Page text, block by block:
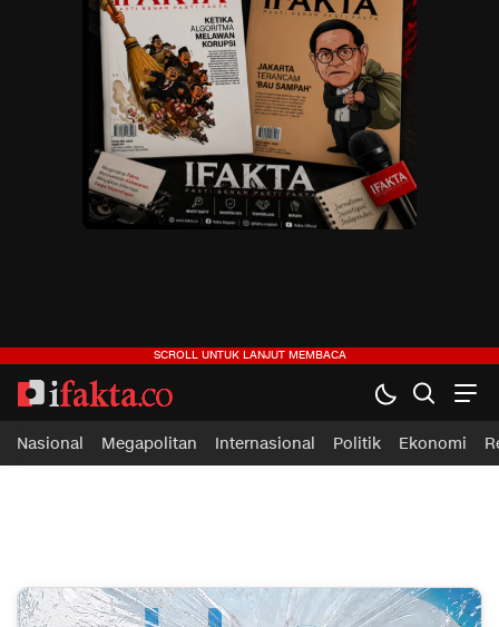
ifakta.co
#pastibenar
Nasional Megapolitan Internasional Politik Ekonomi